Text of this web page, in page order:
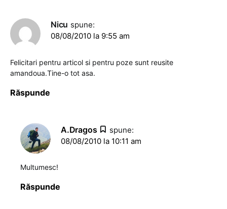
Nicu spune:
08/08/2010 la 9:55 am
Felicitari pentru articol si pentru poze sunt reusite
amandoua.Tine-o tot asa.
Răspunde
A.Dragos
spune:
08/08/2010 la 10:11 am
Multumesc!
Răspunde